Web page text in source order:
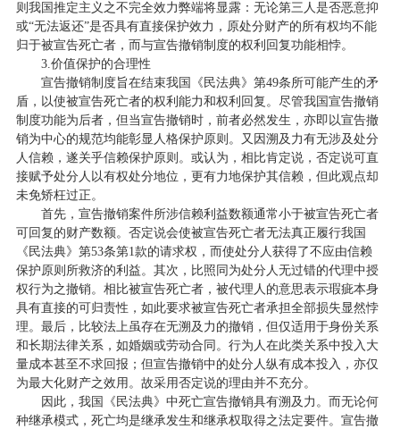
则我国推定主义之不完全效力弊端将显露：无论第三人是否恶意抑
或“无法返还”是否具有直接保护效力，原处分财产的所有权均不能
归于被宣告死亡者，而与宣告撤销制度的权利回复功能相悖。
3.价值保护的合理性
宣告撤销制度旨在结束我国《民法典》第49条所可能产生的矛
盾，以使被宣告死亡者的权利能力和权利回复。尽管我国宣告撤销
制度功能为后者，但当宣告撤销时，前者必然发生，亦即以宣告撤
销为中心的规范均能彰显人格保护原则。又因溯及力有无涉及处分
人信赖，遂关乎信赖保护原则。或认为，相比肯定说，否定说可直
接赋予处分人以有权处分地位，更有力地保护其信赖，但此观点却
未免矫枉过正。
首先，宣告撤销案件所涉信赖利益数额通常小于被宣告死亡者
可回复的财产数额。否定说会使被宣告死亡者无法真正履行我国
《民法典》第53条第1款的请求权，而使处分人获得了不应由信赖
保护原则所救济的利益。其次，比照同为处分人无过错的代理中授
权行为之撤销。相比被宣告死亡者，被代理人的意思表示瑕疵本身
具有直接的可归责性，如此要求被宣告死亡者承担全部损失显然悖
理。最后，比较法上虽存在无溯及力的撤销，但仅适用于身份关系
和长期法律关系，如婚姻或劳动合同。行为人在此类关系中投入大
量成本甚至不求回报；但宣告撤销中的处分人纵有成本投入，亦仅
为最大化财产之效用。故采用否定说的理由并不充分。
因此，我国《民法典》中死亡宣告撤销具有溯及力。而无论何
种继承模式，死亡均是继承发生和继承权取得之法定要件。宣告撤